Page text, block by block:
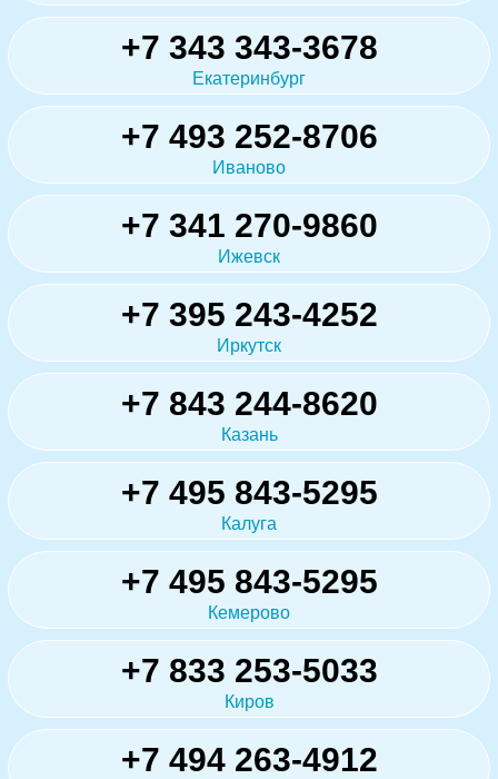
+7 343 343-3678
Екатеринбург
+7 493 252-8706
Иваново
+7 341 270-9860
Ижевск
+7 395 243-4252
Иркутск
+7 843 244-8620
Казань
+7 495 843-5295
Калуга
+7 495 843-5295
Кемерово
+7 833 253-5033
Киров
+7 494 263-4912